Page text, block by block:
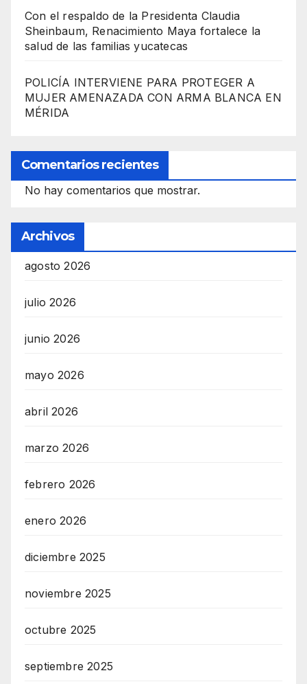
Con el respaldo de la Presidenta Claudia
Sheinbaum, Renacimiento Maya fortalece la
salud de las familias yucatecas
POLICÍA INTERVIENE PARA PROTEGER A
MUJER AMENAZADA CON ARMA BLANCA EN
MÉRIDA
Comentarios recientes
No hay comentarios que mostrar.
Archivos
agosto 2026
julio 2026
junio 2026
mayo 2026
abril 2026
marzo 2026
febrero 2026
enero 2026
diciembre 2025
noviembre 2025
octubre 2025
septiembre 2025